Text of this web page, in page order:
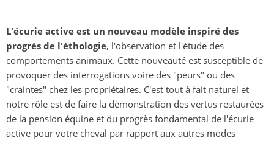
L'écurie active est un nouveau modèle inspiré des
progrès de l'éthologie, l'observation et l'étude des
comportements animaux. Cette nouveauté est susceptible de
provoquer des interrogations voire des "peurs" ou des
"craintes" chez les propriétaires. C'est tout à fait naturel et
notre rôle est de faire la démonstration des vertus restaurées
de la pension équine et du progrès fondamental de l'écurie
active pour votre cheval par rapport aux autres modes